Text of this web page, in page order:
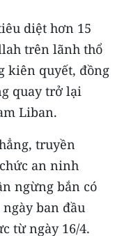
diệt hơn 15
trên lãnh thổ
kiên quyết, đồng
quay trở lại
Liban.
truyền
an ninh
ngừng bắn có
ban đầu
từ ngày 16/4.